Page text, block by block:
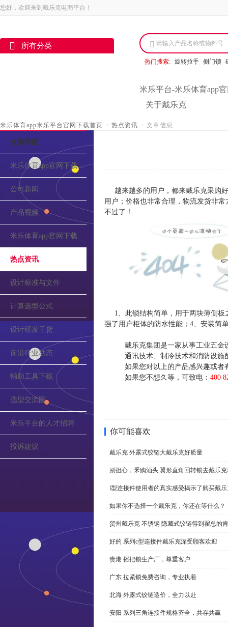
您好，欢迎来到戴乐克电商平台！
所有分类 请输入产品名称或物料号
热门搜索: 旋转拉手 侧门锁
米乐平台-米乐体育app
关于戴乐克
米乐体育app米乐平台官网下载首页 > 热点资讯 > 文章信息
文章导航
米乐体育app官网下载的介绍
公司新闻
产品视频
米乐体育app官网下载的公告
热点资讯
设计标准与文件
计算选型公式
设计研发干货
前沿行业动态
輔助工具下載
选型交流圈
米乐平台的人才招聘
投诉建议
越来越多的用户，都来戴乐克采购
用户；价格也非常合理，物流发货非
不过了！
1、此锁结构简单，用于两块薄侧
强了用户柜体的防水性能；4、安装简
戴乐克集团是一家从事工业五金
通讯技术、制冷技术和消防设
如果您对以上的产品感兴趣或者
如果您不想久等，可致电： 400
你可能喜欢
戴乐克 外露式铰链大戴乐克好质量
别担心，釆购汕头 翼形直角回转锁去戴乐
l型连接件使用者的真实感受揭示了购买戴
如果你不选择一个戴乐克，你还在等什么？
贺州戴乐克 不锈钢 隐藏式铰链得到翟总的
好的 系列c型连接件戴乐克深受顾客欢迎
贵港 摇把锁生产厂，尊重客户
广东 拉紧锁免费咨询，专业执着
北海 外露式铰链造价，全力以赴
安阳 系列三角连接件规格齐全，共存共赢